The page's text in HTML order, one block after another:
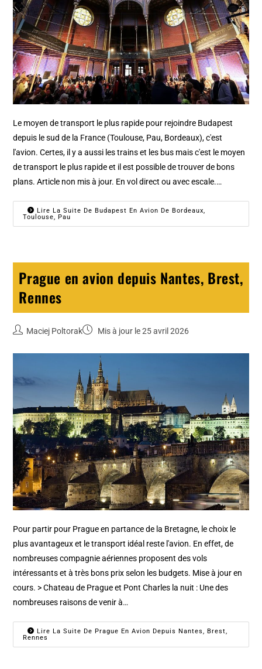
Le moyen de transport le plus rapide pour rejoindre Budapest
depuis le sud de la France (Toulouse, Pau, Bordeaux), c'est
l'avion. Certes, il y a aussi les trains et les bus mais c'est le moyen
de transport le plus rapide et il est possible de trouver de bons
plans. Article non mis à jour. En vol direct ou avec escale.…
Lire La Suite De Budapest En Avion De Bordeaux,
Toulouse, Pau
Prague en avion depuis Nantes, Brest,
Rennes
Maciej Poltorak Mis à jour le 25 avril 2026
Pour partir pour Prague en partance de la Bretagne, le choix le
plus avantageux et le transport idéal reste l'avion. En effet, de
nombreuses compagnie aériennes proposent des vols
intéressants et à très bons prix selon les budgets. Mise à jour en
cours. > Chateau de Prague et Pont Charles la nuit : Une des
nombreuses raisons de venir à…
Lire La Suite De Prague En Avion Depuis Nantes, Brest,
Rennes